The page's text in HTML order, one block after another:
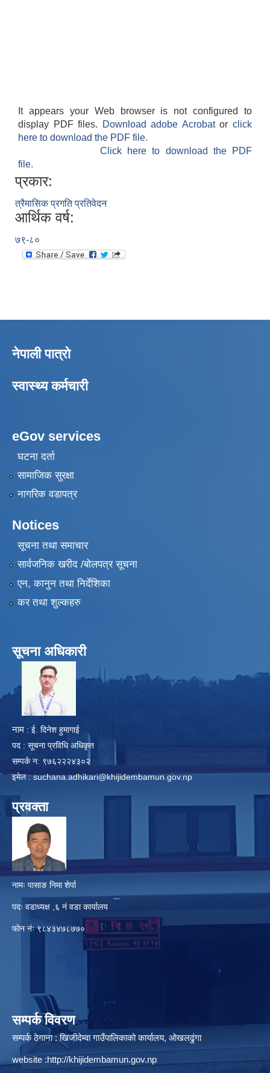
It appears your Web browser is not configured to
display PDF files.
Download adobe Acrobatorclick
here to download the PDF file.
Click here to download the PDF
file.
प्रकार:
त्रैमासिक प्रगति प्रतिवेदन
आर्थिक वर्ष:
७९-८०
नेपाली पात्रो
स्वास्थ्य कर्मचारी
eGov services
घटना दर्ता
सामाजिक सुरक्षा
नागरिक वडापत्र
Notices
सूचना तथा समाचार
सार्वजनिक खरीद /बोलपत्र सूचना
एन, कानुन तथा निर्देशिका
कर तथा शुल्कहरु
सूचना अधिकारी
​
नाम : ई. दिनेश हुमागाई
पद : सूचना प्रविधि अधिकृत
सम्पर्क न: ९७६२२२४३०२
इमेल :suchana.adhikari@khijidembamun.gov.np
प्रवक्ता
नामः पासाङ निमा शेर्पा
पदः वडाध्यक्ष ,६ नं वडा कार्यालय
फाेन नंः ९८४३४७८७७०
सम्पर्क विवरण
सम्पर्क ठेगाना : खिजीदेम्वा गाउँपालिकाको कार्यालय, ओखलढुंगा
website :http://khijidembamun.gov.np